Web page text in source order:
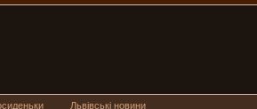
Львівські новини